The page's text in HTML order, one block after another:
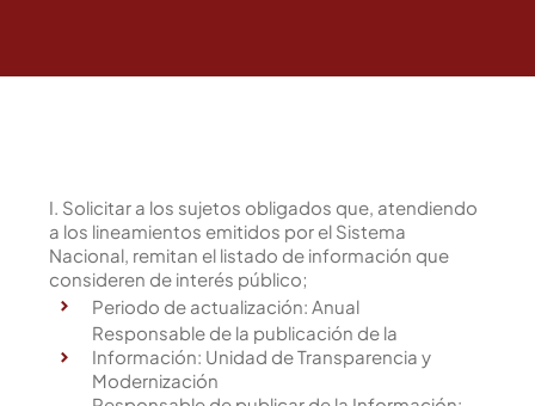
I. Solicitar a los sujetos obligados que, atendiendo
a los lineamientos emitidos por el Sistema
Nacional, remitan el listado de información que
consideren de interés público;
Periodo de actualización: Anual
Responsable de la publicación de la
Información: Unidad de Transparencia y
Modernización